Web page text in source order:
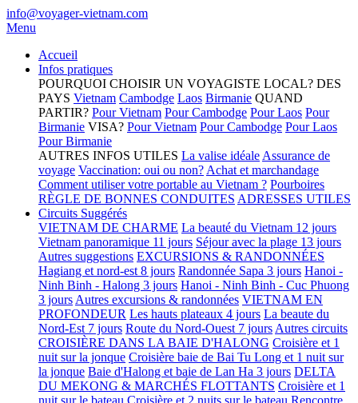
info@voyager-vietnam.com
Menu
Accueil
Infos pratiques
POURQUOI CHOISIR UN VOYAGISTE LOCAL? DES
PAYS Vietnam Cambodge Laos Birmanie QUAND
PARTIR? Pour Vietnam Pour Cambodge Pour Laos Pour
Birmanie VISA? Pour Vietnam Pour Cambodge Pour Laos
Pour Birmanie
AUTRES INFOS UTILES La valise idéale Assurance de
voyage Vaccination: oui ou non? Achat et marchandage
Comment utiliser votre portable au Vietnam ? Pourboires
RÈGLE DE BONNES CONDUITES ADRESSES UTILES
Circuits Suggérés
VIETNAM DE CHARME La beauté du Vietnam 12 jours
Vietnam panoramique 11 jours Séjour avec la plage 13 jours
Autres suggestions EXCURSIONS & RANDONNÉES
Hagiang et nord-est 8 jours Randonnée Sapa 3 jours Hanoi -
Ninh Binh - Halong 3 jours Hanoi - Ninh Binh - Cuc Phuong
3 jours Autres excursions & randonnées VIETNAM EN
PROFONDEUR Les hauts plateaux 4 jours La beaute du
Nord-Est 7 jours Route du Nord-Ouest 7 jours Autres circuits
CROISIÈRE DANS LA BAIE D'HALONG Croisière et 1
nuit sur la jonque Croisière baie de Bai Tu Long et 1 nuit sur
la jonque Baie d'Halong et baie de Lan Ha 3 jours DELTA
DU MEKONG & MARCHÉS FLOTTANTS Croisière et 1
nuit sur le bateau Croisière et 2 nuits sur le bateau Rencontre